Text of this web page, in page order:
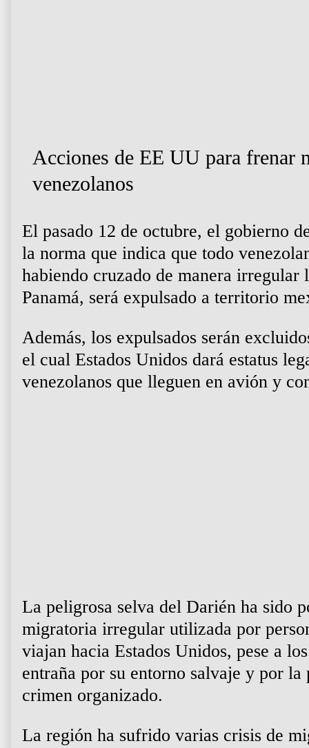
Acciones de EE UU para frenar
venezolanos
El pasado 12 de octubre, el gobierno
la norma que indica que todo
habiendo cruzado de manera
Panamá, será expulsado a territorio
Además, los expulsados serán
el cual Estados Unidos dará estatus
venezolanos que lleguen en avión y
La peligrosa selva del Darién ha sido
migratoria irregular utilizada por
viajan hacia Estados Unidos, pese a
entraña por su entorno salvaje y por la
crimen organizado.
La región ha sufrido varias crisis de